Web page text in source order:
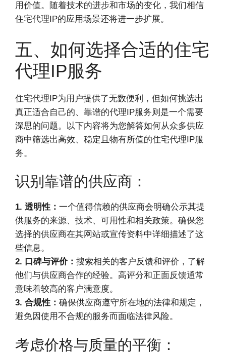
用价值。随着技术的进步和市场的变化，我们相信
住宅代理IP的应用场景还将进一步扩展。
五、如何选择合适的住宅
代理IP服务
住宅代理IP为用户提供了无数便利，但如何挑选出
真正适合自己的、靠谱的代理IP服务则是一个需要
深思的问题。以下内容将为您解答如何从众多供应
商中筛选出高效、稳定且物有所值的住宅代理IP服
务。
识别靠谱的供应商：
1. 透明性： 一个值得信赖的供应商会明确公示其提
供服务的来源、技术、可用性和相关政策。确保您
选择的供应商在其网站或宣传资料中详细描述了这
些信息。
2. 口碑与评价： 搜索相关的客户反馈和评价，了解
他们与供应商合作的经验。高评分和正面反馈通常
意味着较高的客户满意度。
3. 合规性： 确保供应商遵守所在地的法律和规定，
避免因使用不合规的服务而面临法律风险。
考虑价格与质量的平衡：